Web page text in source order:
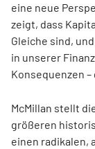
eine neue
zeigt, dass
Gleiche sind,
in unserer
Konsequenzen –
McMillan stellt
größeren
einen radikalen,